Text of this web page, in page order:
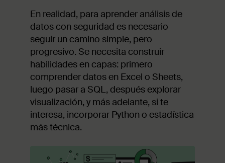
En realidad, para aprender análisis de
datos con seguridad es necesario
seguir un camino simple, pero
progresivo. Se necesita construir
habilidades en capas: primero
comprender datos en Excel o Sheets,
luego pasar a SQL, después explorar
visualización, y más adelante, si te
interesa, incorporar Python o estadística
más técnica.